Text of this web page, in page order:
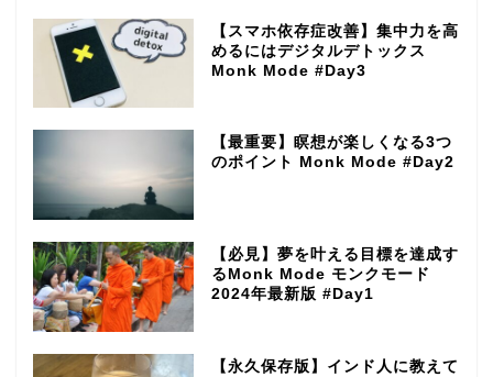
【スマホ依存症改善】集中力を高
めるにはデジタルデトックス
Monk Mode #Day3
【最重要】瞑想が楽しくなる3つ
のポイント Monk Mode #Day2
【必見】夢を叶える目標を達成す
るMonk Mode モンクモード
2024年最新版 #Day1
【永久保存版】インド人に教えて